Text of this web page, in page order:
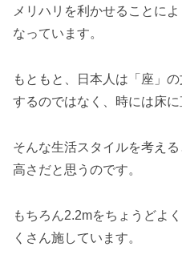
メリハリを利かせることに
なっています。
もともと、日本人は「座」
するのではなく、時には床に
そんな生活スタイルを考え
高さだと思うのです。
もちろん2.2mをちょうどよ
くさん施しています。